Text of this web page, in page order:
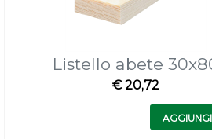
Listello abete
€ 20,72
Quantità
AGGIUNGI